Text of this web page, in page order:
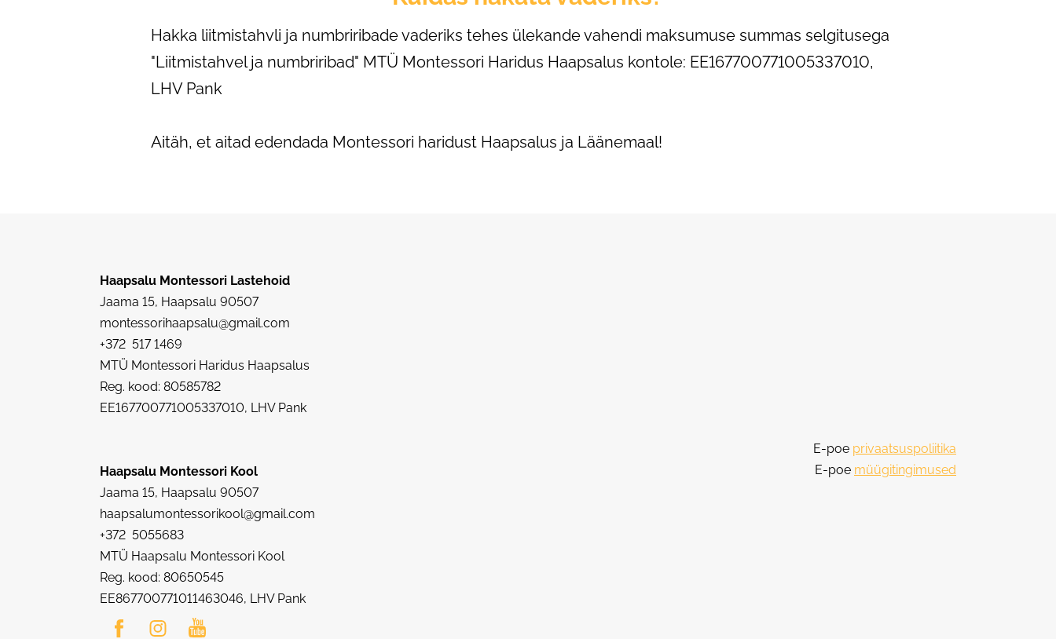
Hakka liitmistahvli ja numbriribade vaderiks tehes ülekande vahendi maksumuse summas selgitusega
"Liitmistahvel ja numbriribad" MTÜ Montessori Haridus Haapsalus kontole: EE167700771005337010,
LHV Pank
Aitäh, et aitad edendada Montessori haridust Haapsalus ja Läänemaal!
Haapsalu Montessori Lastehoid
Jaama 15, Haapsalu 90507
montessorihaapsalu@gmail.com
+372 517 1469
MTÜ Montessori Haridus Haapsalus
Reg. kood: 80585782
EE167700771005337010, LHV Pank
Haapsalu Montessori Kool
Jaama 15, Haapsalu 90507
haapsalumontessorikool@gmail.com
+372 5055683
MTÜ Haapsalu Montessori Kool
Reg. kood: 80650545
EE867700771011463046, LHV Pank
E-poe privaatsuspoliitika
E-poe müügitingimused